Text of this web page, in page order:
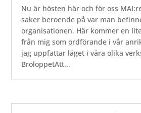
Nu är hösten här och för oss
saker beroende på var man
organisationen. Här kommer en
från mig som ordförande i vår
jag uppfattar läget i våra olika
BroloppetAtt...